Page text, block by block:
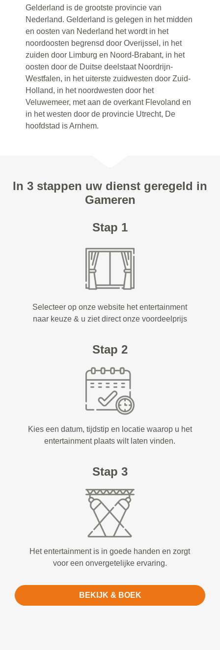
Gelderland is de grootste provincie van
Nederland. Gelderland is gelegen in het midden
en oosten van Nederland het wordt in het
noordoosten begrensd door Overijssel, in het
zuiden door Limburg en Noord-Brabant, in het
oosten door de Duitse deelstaat Noordrijn-
Westfalen, in het uiterste zuidwesten door Zuid-
Holland, in het noordwesten door het
Veluwemeer, met aan de overkant Flevoland en
in het westen door de provincie Utrecht, De
hoofdstad is Arnhem.
In 3 stappen uw dienst geregeld in
Gameren
Stap 1
Selecteer op onze website het entertainment
naar keuze & u ziet direct onze voordeelprijs
Stap 2
Kies een datum, tijdstip en locatie waarop u het
entertainment plaats wilt laten vinden.
Stap 3
Het entertainment is in goede handen en zorgt
voor een onvergetelijke ervaring.
BEKIJK & BOEK